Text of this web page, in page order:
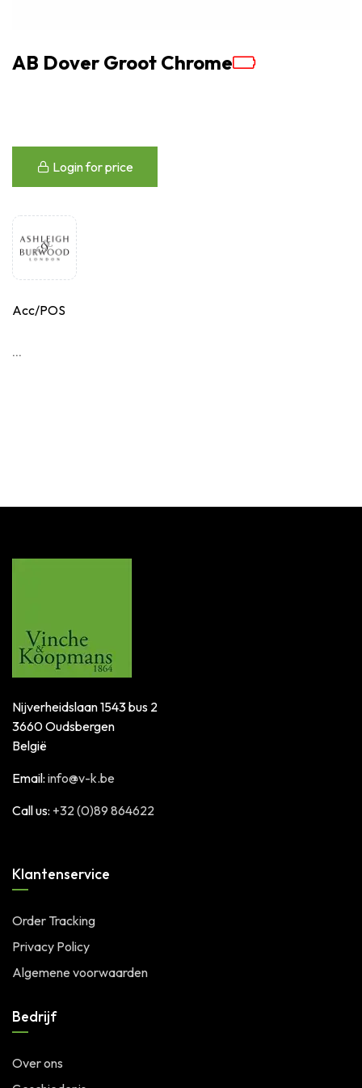
AB Dover Groot Chrome
Login for price
Acc/POS
...
Nijverheidslaan 1543 bus 2
3660 Oudsbergen
België
Email: info@v-k.be
Call us: +32 (0)89 864622
Klantenservice
Order Tracking
Privacy Policy
Algemene voorwaarden
Bedrijf
Over ons